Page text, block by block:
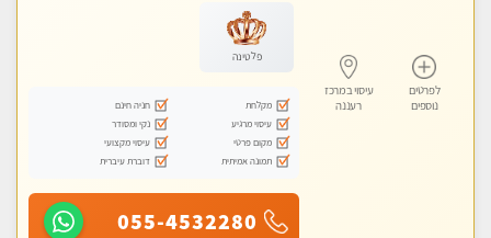
לפרטים
נוספים
עיסוי במרכז
רעננה
פלטינה
מקלחת
חניה חינם
עיסוי מרגיע
נקי ומסודר
מקום פרטי
עיסוי מקצועי
תמונה אמיתית
דוברת עיברית
055-4532280